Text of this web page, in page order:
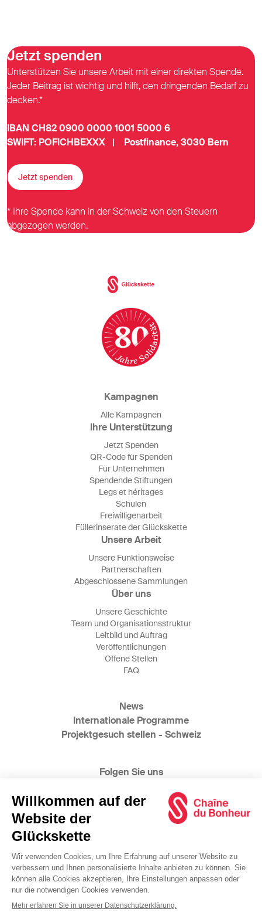
Jetzt spenden
Unterstützen Sie unsere Arbeit mit einer direkten Spende.
Jeder Beitrag ist wichtig und hilft, den dringenden Bedarf zu
decken.*
IBAN CH82 0900 0000 1001 5000 6
SWIFT: POFICHBEXXX | Postfinance, 3030 Bern
Jetzt spenden
* Ihre Spende kann in der Schweiz von den Steuern
abgezogen werden.
Kampagnen
Alle Kampagnen
Ihre Unterstützung
Jetzt Spenden
QR-Code für Spenden
Für Unternehmen
Spendende Stiftungen
Legs et héritages
Schulen
Freiwilligenarbeit
Füllerinserate der Glückskette
Unsere Arbeit
Unsere Funktionsweise
Partnerschaften
Abgeschlossene Sammlungen
Über uns
Unsere Geschichte
Team und Organisationsstruktur
Leitbild und Auftrag
Veröffentlichungen
Offene Stellen
FAQ
News
Internationale Programme
Projektgesuch stellen - Schweiz
Folgen Sie uns
@2025 Glückskette
www.catena-della-solidarieta.ch